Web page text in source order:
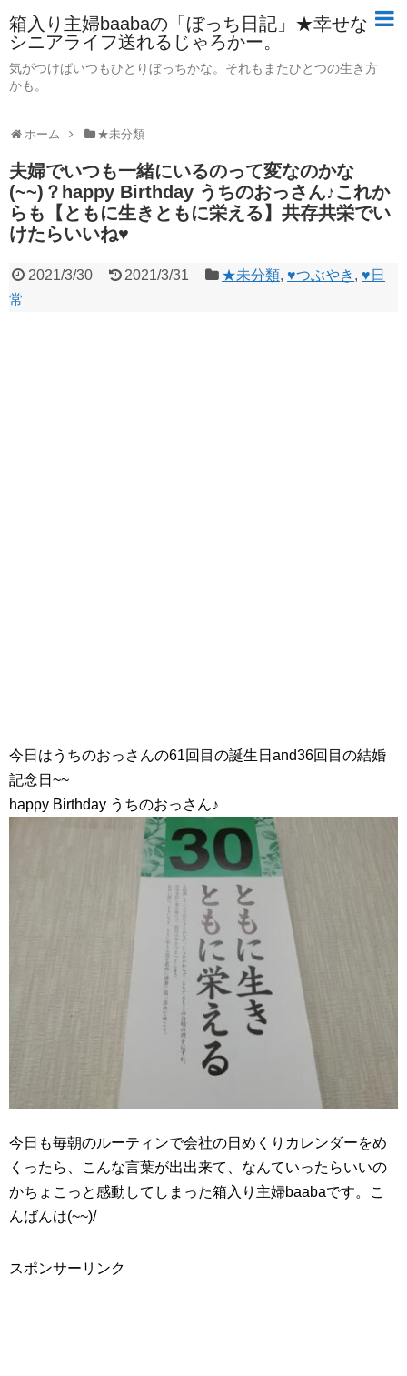
箱入り主婦baabaの「ぼっち日記」★幸せな
シニアライフ送れるじゃろかー。
気がつけばいつもひとりぼっちかな。それもまたひとつの生き方
かも。
ホーム ★未分類
夫婦でいつも一緒にいるのって変なのかな
(~~)？happy Birthday うちのおっさん♪これか
らも【ともに生きともに栄える】共存共栄でい
けたらいいね♥
2021/3/30 2021/3/31 ★未分類,♥つぶやき ,♥日
常
今日はうちのおっさんの61回目の誕生日and36回目の結婚
記念日~~
happy Birthday うちのおっさん♪
今日も毎朝のルーティンで会社の日めくりカレンダーをめ
くったら、こんな言葉が出出来て、なんていったらいいの
かちょこっと感動してしまった箱入り主婦baabaです。こ
んばんは(~~)/
スポンサーリンク